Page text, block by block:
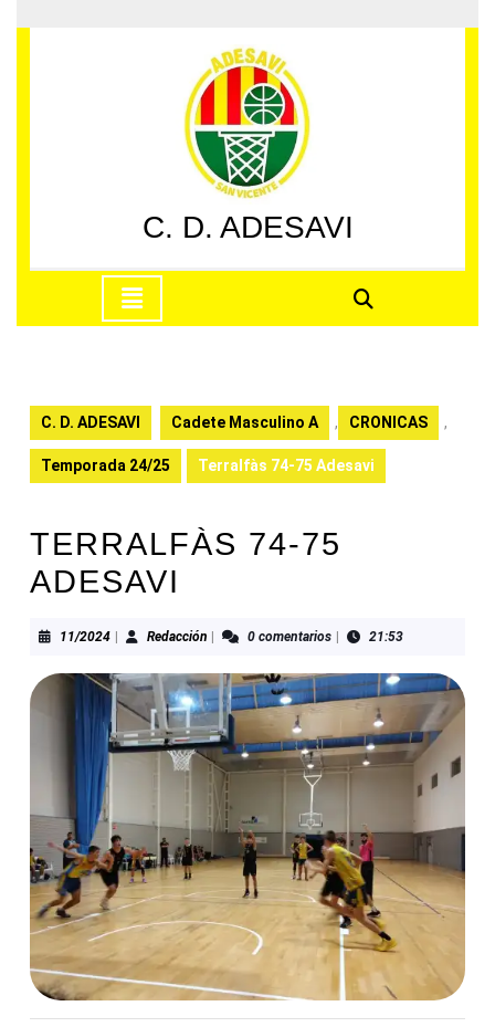
al
C. D. ADESAVI
apertura
C. D. ADESAVI Cadete Masculino A , CRONICAS ,
Temporada 24/25 Terralfàs 74-75 Adesavi
TERRALFÀS 74-75
ADESAVI
11/202411/2024RedacciónRedacción0 comentarios 21:53